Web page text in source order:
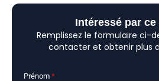
Intéressé par ce
Remplissez le formulaire ci-
contacter et obtenir plus
Prénom *